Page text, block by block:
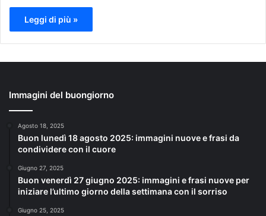
Leggi di più »
Immagini del buongiorno
Agosto 18, 2025
Buon lunedì 18 agosto 2025: immagini nuove e frasi da
condividere con il cuore
Giugno 27, 2025
Buon venerdì 27 giugno 2025: immagini e frasi nuove per
iniziare l’ultimo giorno della settimana con il sorriso
Giugno 25, 2025